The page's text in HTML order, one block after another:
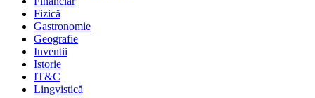
Fizică
Gastronomie
Geografie
Inventii
Istorie
IT&C
Lingvistică